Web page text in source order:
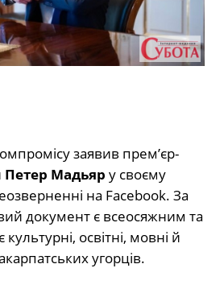
заявив прем’єр-
Петер Мадьяр у своєму
на Facebook. За
документ є всеосяжним та
освітні, мовні й
угорців.